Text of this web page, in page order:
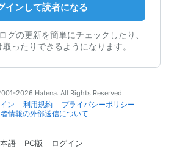
インして読者になる
グの更新を簡単にチェックしたり、
ったりできるようになります。
2026 Hatena. All Rights Reserved.
ン 利用規約
プライバシーポリシー
情報の外部送信について
語 PC版 ログイン